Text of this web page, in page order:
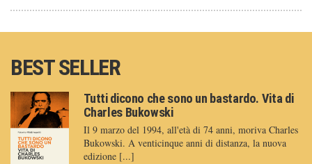
BEST SELLER
Tutti dicono che sono un bastardo. Vita di
Charles Bukowski
Il 9 marzo del 1994, all'età di 74 anni, moriva Charles
Bukowski. A venticinque anni di distanza, la nuova
edizione [...]